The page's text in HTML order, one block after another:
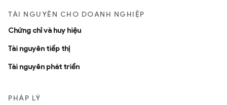
TÀI NGUYÊN CHO DOANH NGHIỆP
Chứng chỉ và huy hiệu
Tài nguyên tiếp thị
Tài nguyên phát triển
PHÁP LÝ